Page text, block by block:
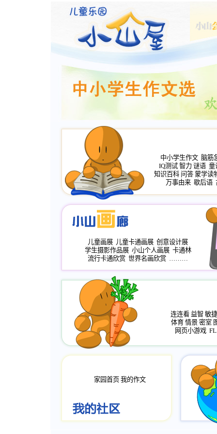
中小学生作文 脑筋
IQ测试 智力 谜语 童
知识百科 问答 蒙学读
万事由来 歇后语
儿童画展 儿童卡通画展 创意设计展
学生摄影作品展 小山个人画展 卡通林
流行卡通欣赏 世界名画欣赏 ………
连连看 益智 敏捷
体育 情景 密室
网页小游戏
家园首页 我的作文